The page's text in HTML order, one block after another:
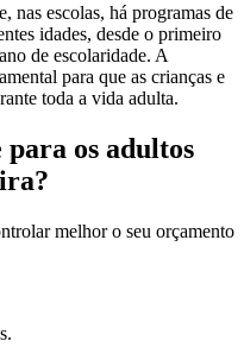
nas escolas, há programas de
idades, desde o primeiro
de escolaridade. A
para que as crianças e
toda a vida adulta.
os adultos
melhor o seu orçamento